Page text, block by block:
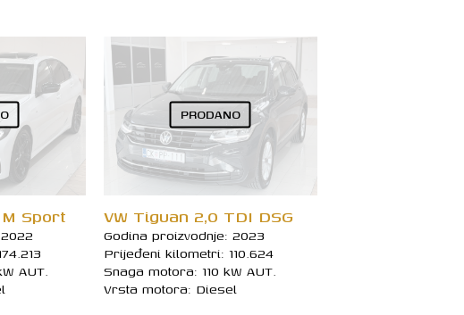
Sport
AUT.
PRODANO
VW Tiguan 2,0 TDI DSG
Godina proizvodnje: 2023
Prijeđeni kilometri: 110.624
Snaga motora: 110 kW AUT.
Vrsta motora: Diesel